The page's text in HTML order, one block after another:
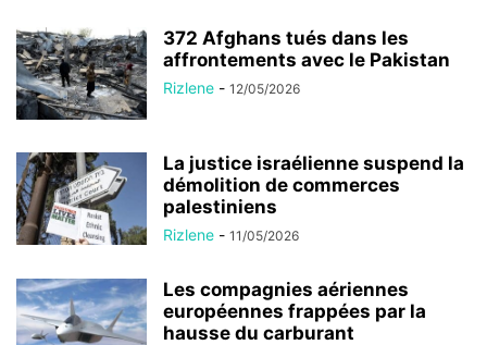
372 Afghans tués dans les
affrontements avec le Pakistan
Rizlene - 12/05/2026
La justice israélienne suspend la
démolition de commerces
palestiniens
Rizlene - 11/05/2026
Les compagnies aériennes
européennes frappées par la
hausse du carburant